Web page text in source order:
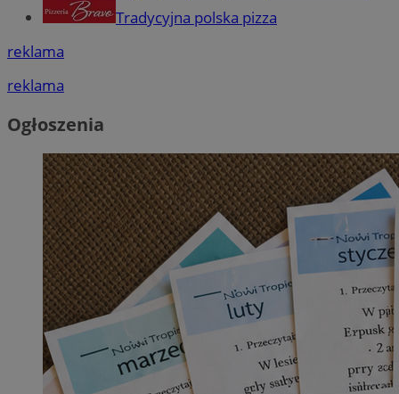
Tradycyjna polska pizza
reklama
reklama
Ogłoszenia